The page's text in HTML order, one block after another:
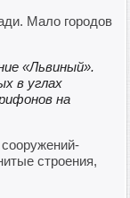
Мало городов
«Львиный».
в углах
на
строения,